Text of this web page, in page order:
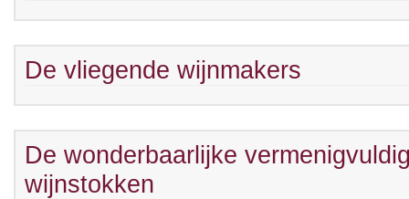
De vliegende wijnmakers
De wonderbaarlijke
wijnstokken